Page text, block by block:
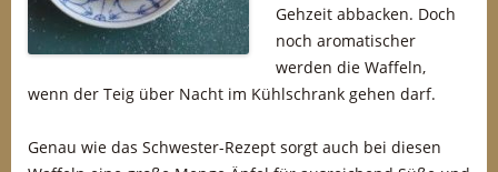
Gehzeit abbacken. Doch
noch aromatischer
werden die Waffeln,
wenn der Teig über Nacht im Kühlschrank gehen darf.
Genau wie das Schwester-Rezept sorgt auch bei diesen